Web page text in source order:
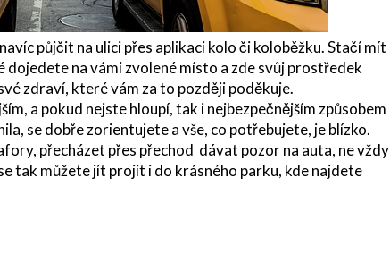
půjčit na ulici přes aplikaci kolo či koloběžku. Stačí mít
na vámi zvolené místo a zde svůj prostředek
zdraví, které vám za to později poděkuje.
a pokud nejste hloupí, tak i nejbezpečnějším způsobem
se dobře zorientujete a vše, co potřebujete, je blízko.
přecházet přes přechod dávat pozor na auta, ne vždy
tak můžete jít projít i do krásného parku, kde najdete